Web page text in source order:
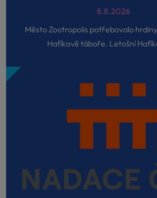
8.8.2026
Město Zootropolis potřebovalo
Hafíkově táboře. Letošní